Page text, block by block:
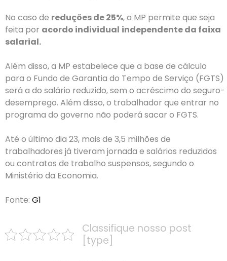
No caso de reduções de 25%, a MP permite que seja
feita por acordo individual independente da faixa
salarial.
Além disso, a MP estabelece que a base de cálculo
para o Fundo de Garantia do Tempo de Serviço (FGTS)
será a do salário reduzido, sem o acréscimo do seguro-
desemprego. Além disso, o trabalhador que entrar no
programa do governo não poderá sacar o FGTS.
Até o último dia 23, mais de 3,5 milhões de
trabalhadores já tiveram jornada e salários reduzidos
ou contratos de trabalho suspensos, segundo o
Ministério da Economia.
Fonte: G1
Classifique nosso post
[type]